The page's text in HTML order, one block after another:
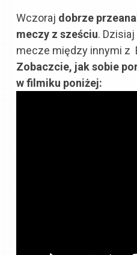
Wczoraj dobrze
meczy z sześciu.
mecze między innymi z
Zobaczcie, jak sobie
w filmiku poniżej: